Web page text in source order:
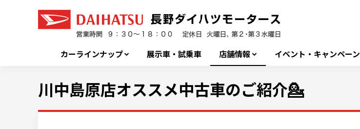
カーラインナップ 展示車・試乗車 店舗情報 イベント・キャンペーン
川中島原店オススメ中古車のご紹介💁